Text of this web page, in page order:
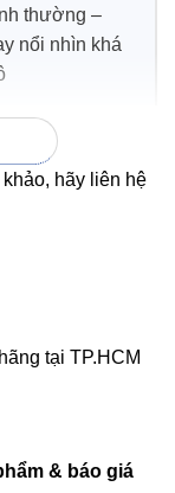
thường –
nổi nhìn khá
vít, tháo thủ
kém linh
định
hãy liên hệ
tại TP.HCM
& báo giá